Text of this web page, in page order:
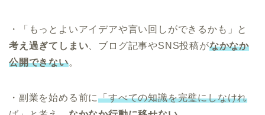
・「もっとよいアイデアや言い回しができるかも」と
考え過ぎてしまい 、ブログ記事やSNS投稿がなかなか
公開できない。
・副業を始める前に「すべての知識を完璧にしなけれ